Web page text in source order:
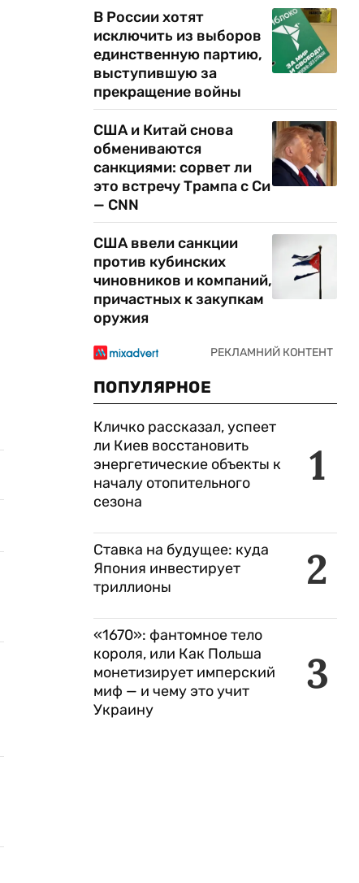
В России хотят
исключить из выборов
единственную партию,
выступившую за
прекращение войны
США и Китай снова
обмениваются
санкциями: сорвет ли
это встречу Трампа с Си
— CNN
США ввели санкции
против кубинских
чиновников и компаний,
причастных к закупкам
оружия
ПОПУЛЯРНОЕ
1
Кличко рассказал, успеет
ли Киев восстановить
энергетические объекты к
началу отопительного
сезона
2
Ставка на будущее: куда
Япония инвестирует
триллионы
3
«1670»: фантомное тело
короля, или Как Польша
монетизирует имперский
миф — и чему это учит
Украину